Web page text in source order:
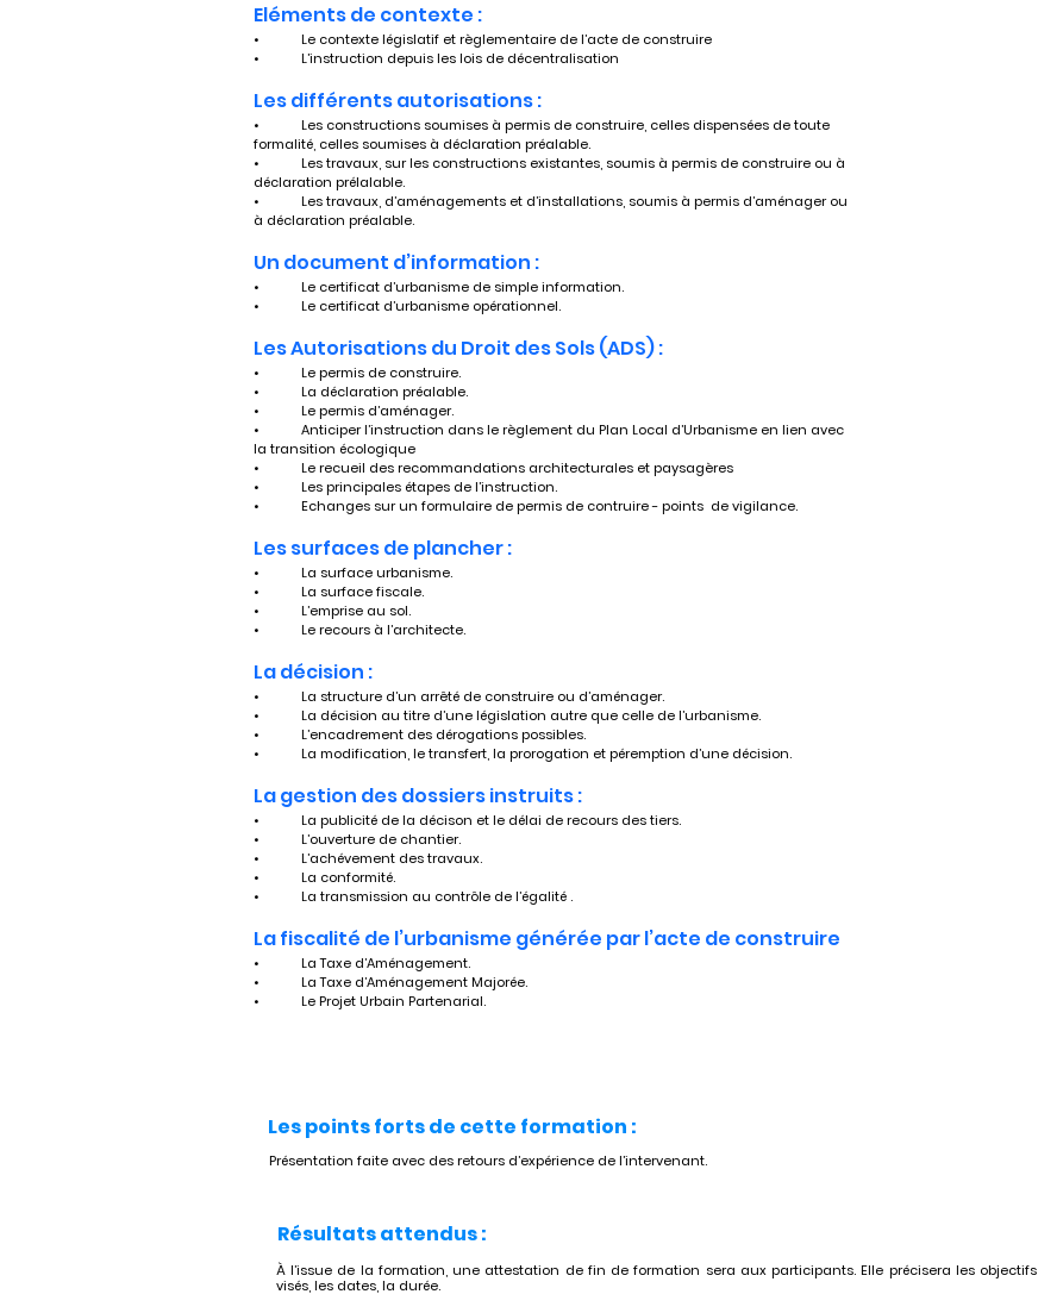
Eléments de contexte :
•	Le contexte législatif et règlementaire de l’acte de construire
•	L’instruction depuis les lois de décentralisation
Les différents autorisations :
•	Les constructions soumises à permis de construire, celles dispensées de toute
formalité, celles soumises à déclaration préalable.
•	Les travaux, sur les constructions existantes, soumis à permis de construire ou à
déclaration prélalable.
•	Les travaux, d’aménagements et d’installations, soumis à permis d’aménager ou
à déclaration préalable.
Un document d’information :
•	Le certificat d’urbanisme de simple information.
•	Le certificat d’urbanisme opérationnel.
Les Autorisations du Droit des Sols (ADS) :
•	Le permis de construire.
•	La déclaration préalable.
•	Le permis d’aménager.
•	Anticiper l’instruction dans le règlement du Plan Local d’Urbanisme en lien avec
la transition écologique
•	Le recueil des recommandations architecturales et paysagères
•	Les principales étapes de l’instruction.
•	Echanges sur un formulaire de permis de contruire - points  de vigilance.
Les surfaces de plancher :
•	La surface urbanisme.
•	La surface fiscale.
•	L’emprise au sol.
•	Le recours à l’architecte.
La décision :
•	La structure d’un arrêté de construire ou d’aménager.
•	La décision au titre d’une législation autre que celle de l’urbanisme.
•	L’encadrement des dérogations possibles.
•	La modification, le transfert, la prorogation et péremption d’une décision.
La gestion des dossiers instruits :
•	La publicité de la décison et le délai de recours des tiers.
•	L’ouverture de chantier.
•	L’achévement des travaux.
•	La conformité.
•	La transmission au contrôle de l’égalité .
La fiscalité de l’urbanisme générée par l’acte de construire
•	La Taxe d’Aménagement.
•	La Taxe d’Aménagement Majorée.
•	Le Projet Urbain Partenarial.
Les points forts de cette formation :
Présentation faite avec des retours d’expérience de l’intervenant.
Résultats attendus :
À l’issue de la formation, une attestation de fin de formation sera aux participants. Elle précisera les objectifs
visés, les dates, la durée.